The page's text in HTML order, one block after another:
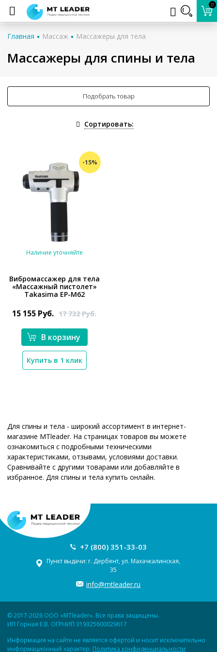
0
Главная Массаж Массажеры для тела
Массажеры для спины и тела
Подобрать товар
Сортировать:
-15%
*}
Наличие уточняйте
Вибромассажер для тела
«Массажный пистолет»
Takasima EP-M62
15 155 Руб. 17 732Руб.
В корзину
Купить в 1 клик
Для спины и тела - широкий ассортимент в интернет-
магазине MTleader. На страницах товаров вы можете
ознакомиться с подробными техническими
характеристиками, отзывами, условиями доставки.
Сравнивайте с другими товарами или добавляйте в
избранное. Для спины и тела купить онлайн.
+7 (800) 351-33-03
Пункт выдачи: г. Дербент, ул. Махачкалинская,
35
info@mtleader.ru
© 2017-2026 ООО «MTleader». Все права защищены.
ИП Горная Е.В. ОГРНИП 319325600029617
Информация на сайте не является офертой и носит исключительно
информационный характер. Политика конфиденциальности